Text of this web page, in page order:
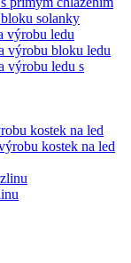
solanky
výrobu ledu
výrobu bloku ledu
výrobu ledu s
kostek na led
kostek na led